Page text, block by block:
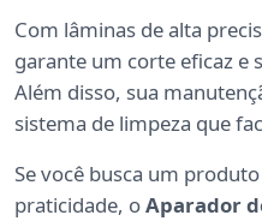
Com lâminas de alta
garante um corte eficaz e
Além disso, sua
sistema de limpeza que
Se você busca um
praticidade, oAparador